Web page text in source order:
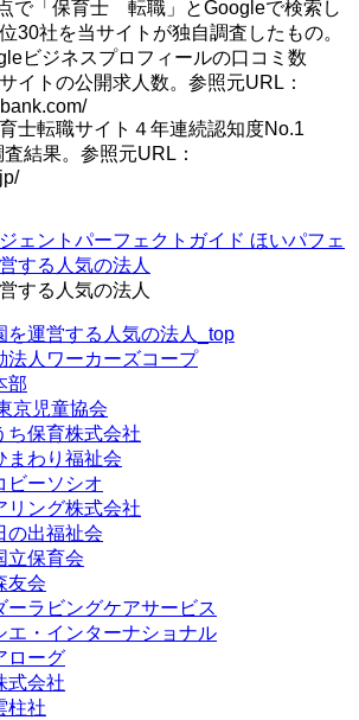
で「保育士 転職」とGoogleで検索し
30社を当サイトが独自調査したもの。
ビジネスプロフィールの口コミ数
イトの公開求人数。参照元URL：
士転職サイト４年連続認知度No.1
結果。参照元URL：
する人気の法人
する人気の法人
を運営する人気の法人_top
法人ワーカーズコープ
部
京児童協会
ち保育株式会社
まわり福祉会
ビーソシオ
リング株式会社
の出福祉会
立保育会
友会
ーラビングケアサービス
エ・インターナショナル
ローグ
式会社
柱社